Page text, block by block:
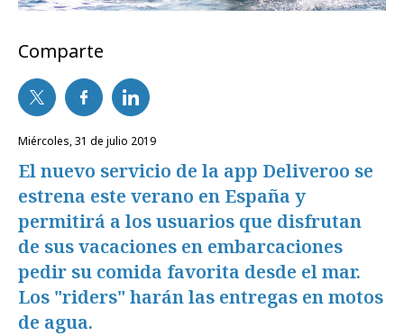
Comparte
miércoles, 31 de julio 2019
El nuevo servicio de la app Deliveroo se
estrena este verano en España y
permitirá a los usuarios que disfrutan
de sus vacaciones en embarcaciones
pedir su comida favorita desde el mar.
Los "riders" harán las entregas en motos
de agua.